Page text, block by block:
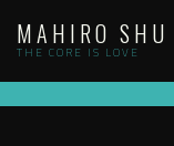
content
MAHIRO SHU
THE CORE IS LOVE